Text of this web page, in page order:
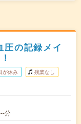
の記録メイ
が休み 残業なし
分